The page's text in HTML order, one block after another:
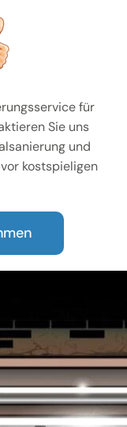
für
Sie uns
und
kostspieligen